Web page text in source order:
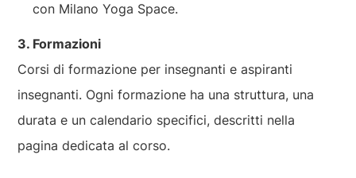
con Milano Yoga Space.
3. Formazioni
Corsi di formazione per insegnanti e aspiranti
insegnanti. Ogni formazione ha una struttura, una
durata e un calendario specifici, descritti nella
pagina dedicata al corso.